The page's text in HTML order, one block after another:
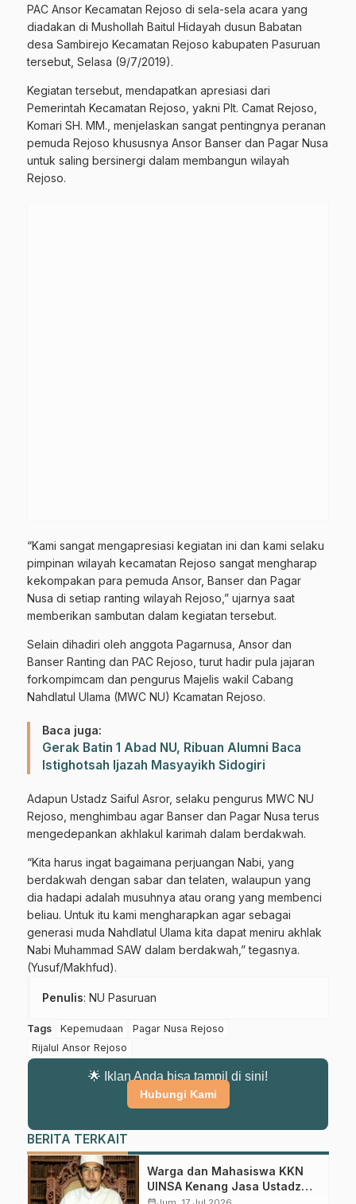
PAC Ansor Kecamatan Rejoso di sela-sela acara yang
diadakan di Mushollah Baitul Hidayah dusun Babatan
desa Sambirejo Kecamatan Rejoso kabupaten Pasuruan
tersebut, Selasa (9/7/2019).
Kegiatan tersebut, mendapatkan apresiasi dari
Pemerintah Kecamatan Rejoso, yakni Plt. Camat Rejoso,
Komari SH. MM., menjelaskan sangat pentingnya peranan
pemuda Rejoso khususnya Ansor Banser dan Pagar Nusa
untuk saling bersinergi dalam membangun wilayah
Rejoso.
“Kami sangat mengapresiasi kegiatan ini dan kami selaku
pimpinan wilayah kecamatan Rejoso sangat mengharap
kekompakan para pemuda Ansor, Banser dan Pagar
Nusa di setiap ranting wilayah Rejoso,” ujarnya saat
memberikan sambutan dalam kegiatan tersebut.
Selain dihadiri oleh anggota Pagarnusa, Ansor dan
Banser Ranting dan PAC Rejoso, turut hadir pula jajaran
forkompimcam dan pengurus Majelis wakil Cabang
Nahdlatul Ulama (MWC NU) Kcamatan Rejoso.
Baca juga:
Gerak Batin 1 Abad NU, Ribuan Alumni Baca
Istighotsah Ijazah Masyayikh Sidogiri
Adapun Ustadz Saiful Asror, selaku pengurus MWC NU
Rejoso, menghimbau agar Banser dan Pagar Nusa terus
mengedepankan akhlakul karimah dalam berdakwah.
“Kita harus ingat bagaimana perjuangan Nabi, yang
berdakwah dengan sabar dan telaten, walaupun yang
dia hadapi adalah musuhnya atau orang yang membenci
beliau. Untuk itu kami mengharapkan agar sebagai
generasi muda Nahdlatul Ulama kita dapat meniru akhlak
Nabi Muhammad SAW dalam berdakwah,” tegasnya.
(Yusuf/Makhfud).
Penulis: NU Pasuruan
Tags Kepemudaan
Pagar Nusa Rejoso
Rijalul Ansor Rejoso
🌟 Iklan Anda bisa tampil di sini!
Hubungi Kami
BERITA TERKAIT
Warga dan Mahasiswa KKN
UINSA Kenang Jasa Ustadz